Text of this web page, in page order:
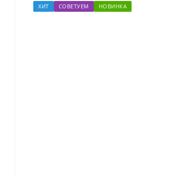
ХИТ СОВЕТУЕМ НОВИНКА